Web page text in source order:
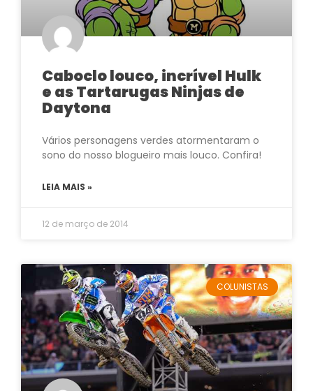
Caboclo louco, incrível Hulk
e as Tartarugas Ninjas de
Daytona
Vários personagens verdes atormentaram o
sono do nosso blogueiro mais louco. Confira!
LEIA MAIS »
12 de março de 2014
COLUNISTAS